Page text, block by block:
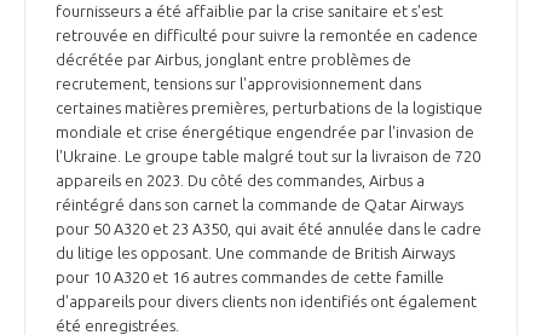
fournisseurs a été affaiblie par la crise sanitaire et s'est
retrouvée en difficulté pour suivre la remontée en cadence
décrétée par Airbus, jonglant entre problèmes de
recrutement, tensions sur l'approvisionnement dans
certaines matières premières, perturbations de la logistique
mondiale et crise énergétique engendrée par l'invasion de
l'Ukraine. Le groupe table malgré tout sur la livraison de 720
appareils en 2023. Du côté des commandes, Airbus a
réintégré dans son carnet la commande de Qatar Airways
pour 50 A320 et 23 A350, qui avait été annulée dans le cadre
du litige les opposant. Une commande de British Airways
pour 10 A320 et 16 autres commandes de cette famille
d'appareils pour divers clients non identifiés ont également
été enregistrées.